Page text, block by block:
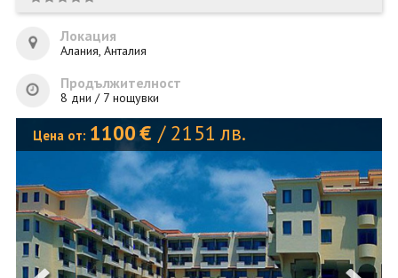
ЕКСКУРЗИИ
ОЩЕ
ЗА НАС
КОНТАКТИ
ФИРМЕНИ ДОКУМЕНТИ
0700 144 34 Запитване
Локация
Алания, Анталия
Продължителност
8 дни / 7 нощувки
Цена от: 1100€ / 2151 лв.